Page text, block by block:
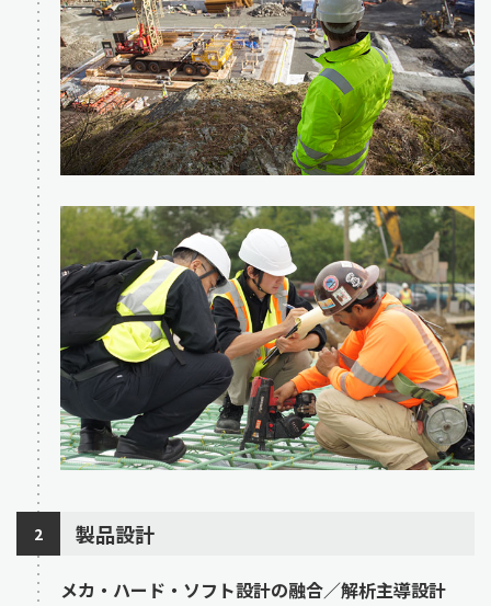
2 製品設計
メカ・ハード・ソフト設計の融合／解析主導設計